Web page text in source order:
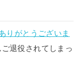
りがとうございま
退役されてしまっ